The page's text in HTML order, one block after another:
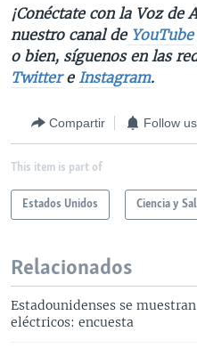
¡Conéctate con la Voz de
nuestro canal deYouTube
o bien, síguenos en las
Twittere Instagram.
Compartir Follow us
This item is part of
Estados Unidos Ciencia y
Relacionados
Estadounidenses se
eléctricos: encuesta